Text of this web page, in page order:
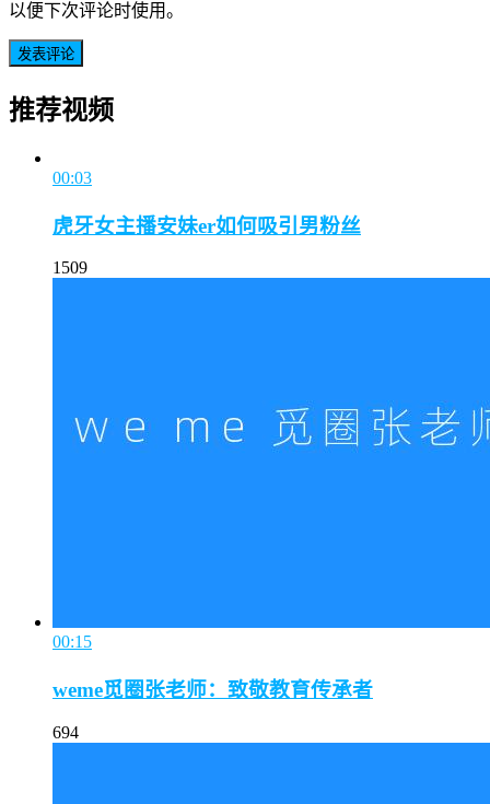
以便下次评论时使用。
推荐视频
00:03
虎牙女主播安妹er如何吸引男粉丝
1509
00:15
weme觅圈张老师：致敬教育传承者
694